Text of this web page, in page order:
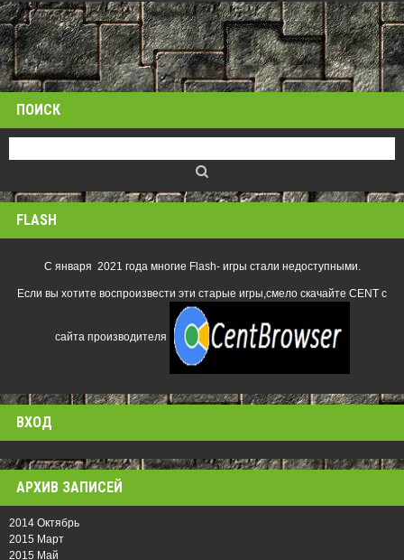
ПОИСК
FLASH
С января 2021 года многие Flash- игры стали недоступными.
Если вы хотите воспроизвести эти старые игры,смело скачайте CENT с
сайта производителя
ВХОД
АРХИВ ЗАПИСЕЙ
2014 Октябрь
2015 Март
2015 Май